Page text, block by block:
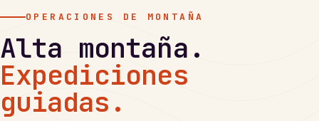
OPERACIONES DE MONTAÑA
Alta montaña.
Expediciones
guiadas.